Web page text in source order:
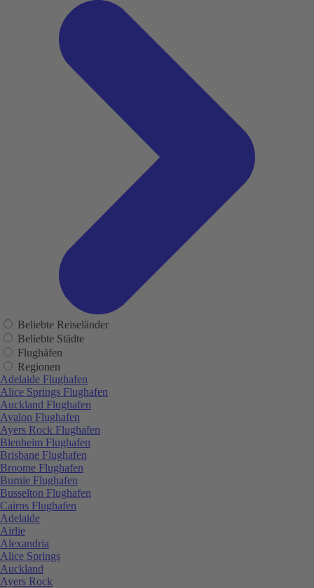
Beliebte Reiseländer
Beliebte Städte
Flughäfen
Regionen
Adelaide Flughafen
Alice Springs Flughafen
Auckland Flughafen
Avalon Flughafen
Ayers Rock Flughafen
Blenheim Flughafen
Brisbane Flughafen
Broome Flughafen
Burnie Flughafen
Busselton Flughafen
Cairns Flughafen
Adelaide
Airlie
Alexandria
Alice Springs
Auckland
Ayers Rock